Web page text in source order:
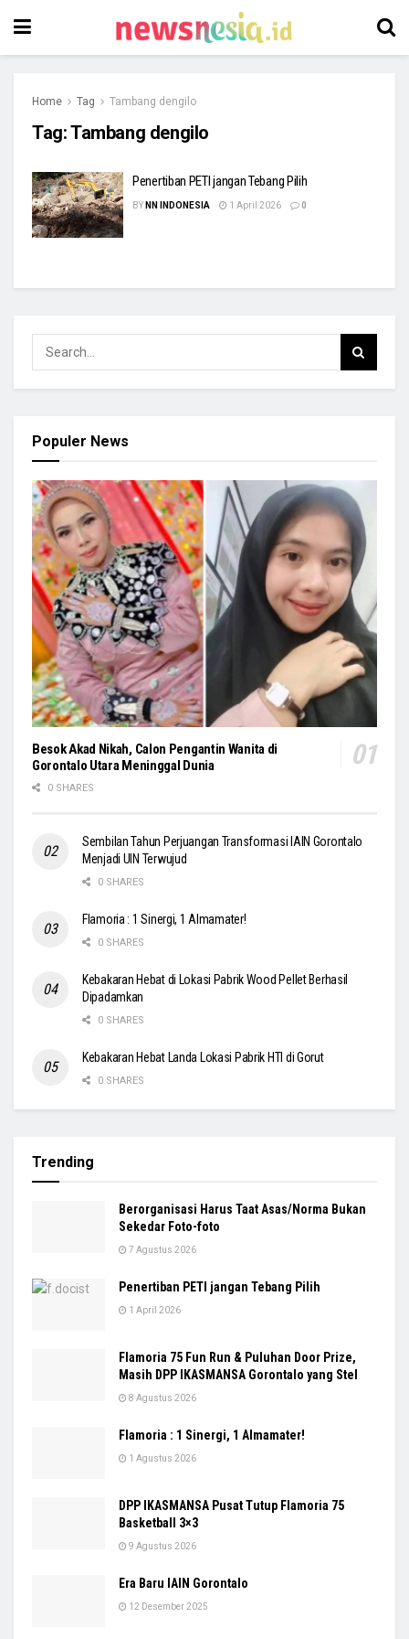
Home Tag Tambang dengilo
Tag:Tambang dengilo
Penertiban PETI jangan Tebang Pilih
BY NN INDONESIA 1 April 2026 0
Populer News
Besok Akad Nikah, Calon Pengantin Wanita di
Gorontalo Utara Meninggal Dunia
0 SHARES
Sembilan Tahun Perjuangan Transformasi IAIN Gorontalo
Menjadi UIN Terwujud
0 SHARES
Flamoria : 1 Sinergi, 1 Almamater!
0 SHARES
Kebakaran Hebat di Lokasi Pabrik Wood Pellet Berhasil
Dipadamkan
0 SHARES
Kebakaran Hebat Landa Lokasi Pabrik HTI di Gorut
0 SHARES
Trending
Berorganisasi Harus Taat Asas/Norma Bukan
Sekedar Foto-foto
7 Agustus 2026
Penertiban PETI jangan Tebang Pilih
1 April 2026
Flamoria 75 Fun Run & Puluhan Door Prize,
Masih DPP IKASMANSA Gorontalo yang Stel
8 Agustus 2026
Flamoria : 1 Sinergi, 1 Almamater!
1 Agustus 2026
DPP IKASMANSA Pusat Tutup Flamoria 75
Basketball 3×3
9 Agustus 2026
Era Baru IAIN Gorontalo
12 Desember 2025